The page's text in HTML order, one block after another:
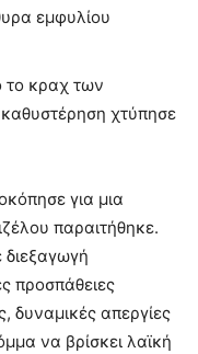
εμφυλίου
το κραχ των
χτύπησε
για μια
παραιτήθηκε.
προσπάθειες
δυναμικές απεργίες
να βρίσκει λαϊκή